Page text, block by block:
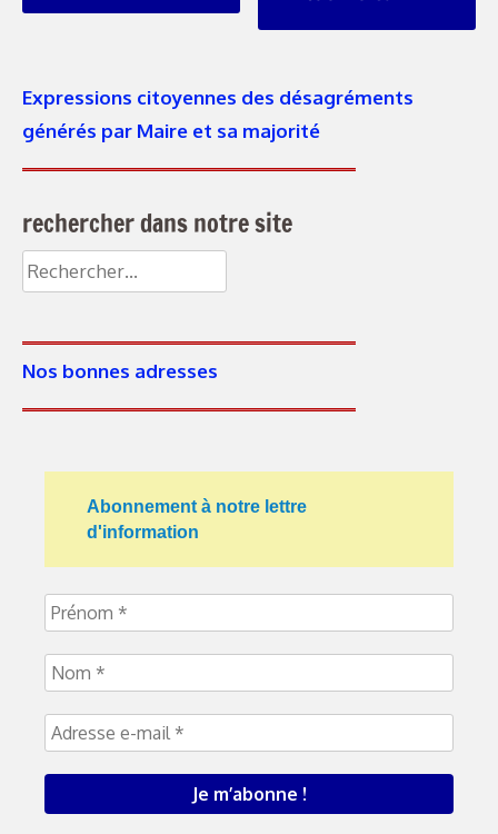
Expressions citoyennes des désagréments
générés par Maire et sa majorité
rechercher dans notre site
Nos bonnes adresses
Abonnement à notre lettre
d'information